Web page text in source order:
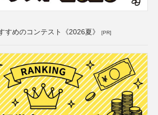
すめのコンテスト《2026夏》 [PR]